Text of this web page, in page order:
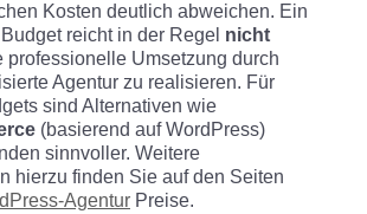
Kosten deutlich abweichen. Ein
reicht in der Regel nicht
professionelle Umsetzung durch
Agentur zu realisieren. Für
sind Alternativen wie
(basierend auf WordPress)
sinnvoller. Weitere
hierzu finden Sie auf den Seiten
Agentur Preise.